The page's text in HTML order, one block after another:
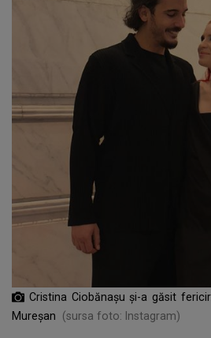
Cristina Ciobănașu și-a găsit
Mureșan
(sursa foto: Instagram)